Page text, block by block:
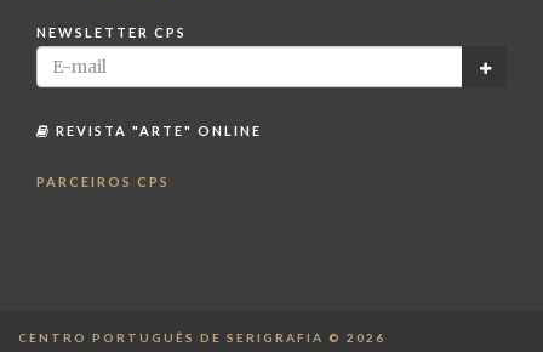
NEWSLETTER CPS
REVISTA "ARTE" ONLINE
PARCEIROS CPS
CENTRO PORTUGUÊS DE SERIGRAFIA © 2026